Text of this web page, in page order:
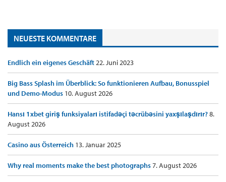
NEUESTE KOMMENTARE
Endlich ein eigenes Geschäft22. Juni 2023
Big Bass Splash im Überblick: So funktionieren Aufbau, Bonusspiel
und Demo-Modus 10. August 2026
Hansı 1xbet giriş funksiyaları istifadəçi təcrübəsini yaxşılaşdırır?8.
August 2026
Casino aus Österreich 13. Januar 2025
Why real moments make the best photographs7. August 2026